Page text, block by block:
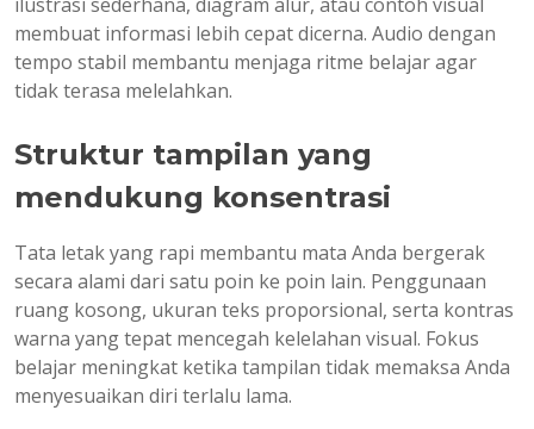
membuat informasi lebih cepat dicerna. Audio dengan
tempo stabil membantu menjaga ritme belajar agar
tidak terasa melelahkan.
Struktur tampilan yang
mendukung konsentrasi
Tata letak yang rapi membantu mata Anda bergerak
secara alami dari satu poin ke poin lain. Penggunaan
ruang kosong, ukuran teks proporsional, serta kontras
warna yang tepat mencegah kelelahan visual. Fokus
belajar meningkat ketika tampilan tidak memaksa Anda
menyesuaikan diri terlalu lama.